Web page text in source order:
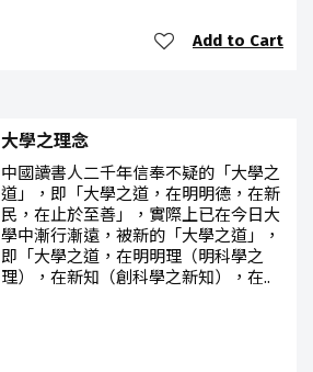
Add to Cart
大學之理念
中國讀書人二千年信奉不疑的「大學之
道」，即「大學之道，在明明德，在新
民，在止於至善」，實際上已在今日大
學中漸行漸遠，被新的「大學之道」，
即「大學之道，在明明理（明科學之
理），在新知（創科學之新知），在..